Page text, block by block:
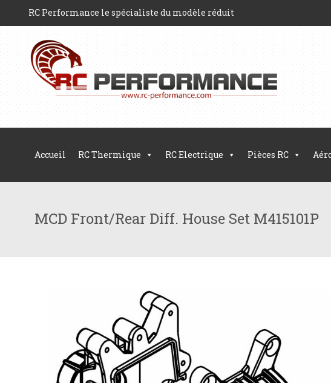
RC Performance le spécialiste du modèle réduit
Accueil RC Thermique RC Electrique Pièces RC
MCD Front/Rear Diff. House Set M415101P